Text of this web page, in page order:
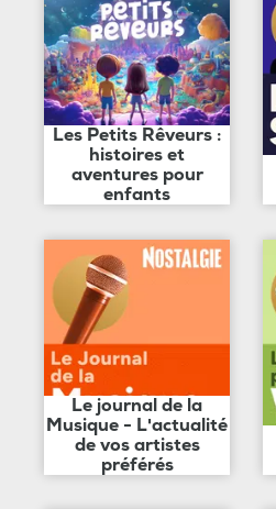
Les Petits Rêveurs :
histoires et
aventures pour
enfants
Le journal de la
Musique - L'actualité
de vos artistes
préférés